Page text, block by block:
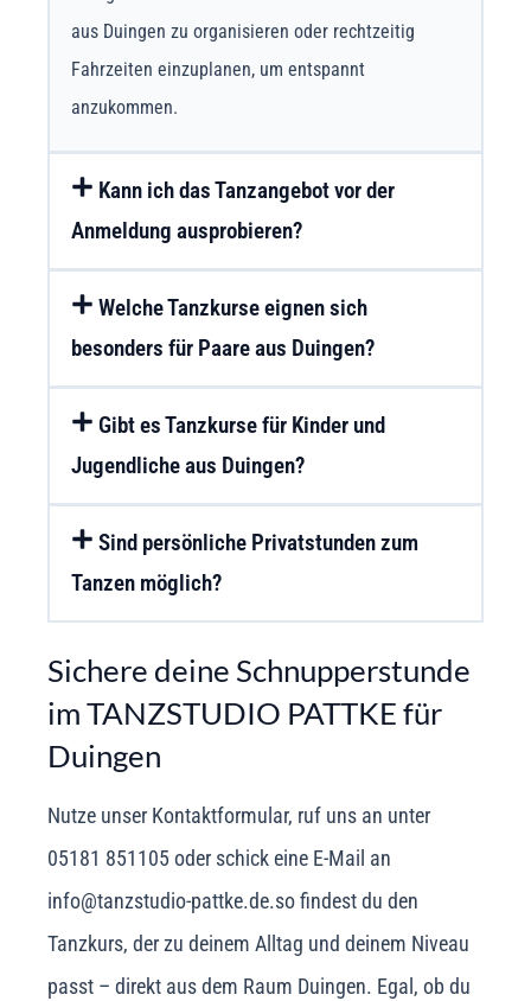
aus Duingen zu organisieren oder rechtzeitig
Fahrzeiten einzuplanen, um entspannt
anzukommen.
Kann ich das Tanzangebot vor der
Anmeldung ausprobieren?
Welche Tanzkurse eignen sich
besonders für Paare aus Duingen?
Gibt es Tanzkurse für Kinder und
Jugendliche aus Duingen?
Sind persönliche Privatstunden zum
Tanzen möglich?
Sichere deine Schnupperstunde
im TANZSTUDIO PATTKE für
Duingen
Nutze unser Kontaktformular, ruf uns an unter
05181 851105 oder schick eine E-Mail an
info@tanzstudio-pattke.de.so findest du den
Tanzkurs, der zu deinem Alltag und deinem Niveau
passt – direkt aus dem Raum Duingen. Egal, ob du